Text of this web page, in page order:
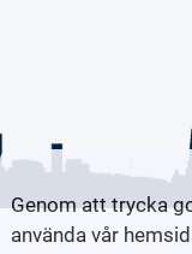
Genom att trycka
använda vår